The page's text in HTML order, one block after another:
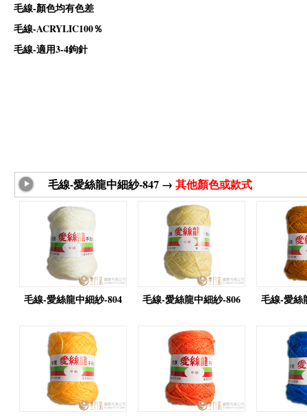
毛線-顏色均有色差
毛線-ACRYLIC100％
毛線-適用3-4鉤針
毛線-愛絲龍中細紗-847 → 其他顏色或款式
毛線-愛絲龍中細紗-804 毛線-愛絲龍中細紗-806 毛線-愛絲